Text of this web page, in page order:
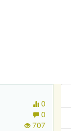
0
0
707